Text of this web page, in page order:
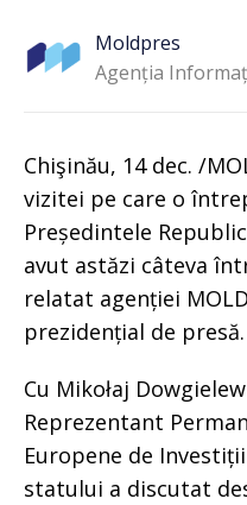
Moldpres
Agenția
Chişinău, 14 dec. /
vizitei pe care o
Președintele
avut astăzi câteva
relatat agenției
prezidențial de presă.
Cu Mikołaj
Reprezentant
Europene de
statului a discutat